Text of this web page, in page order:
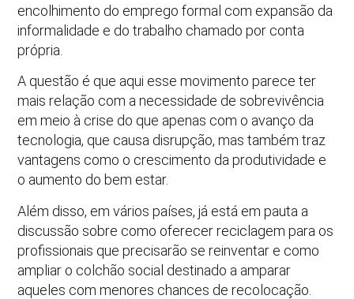
encolhimento do emprego formal com expansão da
informalidade e do trabalho chamado por conta
própria.
A questão é que aqui esse movimento parece ter
mais relação com a necessidade de sobrevivência
em meio à crise do que apenas com o avanço da
tecnologia, que causa disrupção, mas também traz
vantagens como o crescimento da produtividade e
o aumento do bem estar.
Além disso, em vários países, já está em pauta a
discussão sobre como oferecer reciclagem para os
profissionais que precisarão se reinventar e como
ampliar o colchão social destinado a amparar
aqueles com menores chances de recolocação.